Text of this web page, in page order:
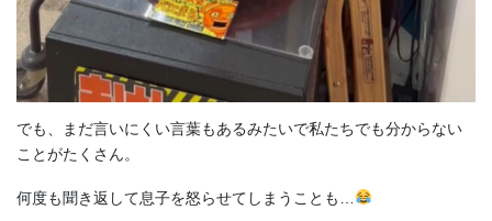
でも、まだ言いにくい言葉もあるみたいで私たちでも分からない
ことがたくさん。
何度も聞き返して息子を怒らせてしまうことも…